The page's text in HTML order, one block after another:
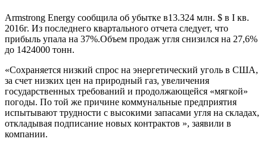
Armstrong Energy сообщила об убытке в13.324 млн. $ в I кв.
2016г. Из последнего квартального отчета следует, что
прибыль упала на 37%.Объем продаж угля снизился на 27,6%
до 1424000 тонн.
«Сохраняется низкий спрос на энергетический уголь в США,
за счет низких цен на природный газ, увеличения
государственных требований и продолжающейся «мягкой»
погоды. По той же причине коммунальные предприятия
испытывают трудности с высокими запасами угля на складах,
откладывая подписание новых контрактов », заявили в
компании.